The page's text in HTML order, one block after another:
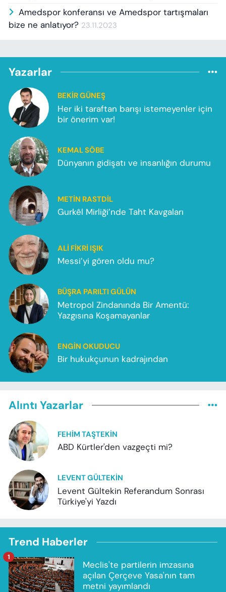
Amedspor konferansı ve Amedspor tartışmaları
bize ne anlatıyor? 23.11.2023
Yazarlar
BEKIR GÜNEŞ
Her iki taraftan barışı istemeyenler için
bir önerim var!
KEMAL SÖBE
Dünyanın gidişatı ve insanlığın durumu
METIN RASTDIL
Gurkêl Mirliği’nde Taht Kavgaları
ALI FIKRI IŞIK
Messi’yi gören oldu mu?
BÜŞRA PARILTI GÜLÜN
Metropol Zindanında Bir Amentü:
Yazgısına Koşamayanlar
ENGIN OKUDUCU
Bir hukukçunun kadrajından
Alıntı Yazarlar
FEHIM TAŞTEKIN
ABD Kürtler'den vazgeçti mi?
LEVENT GÜLTEKIN
Levent Gültekin Referandum Sonrası
Türkiye'yi Yazdı
Trend Haberler
Meclis'te partilerin imzasına
açılan Çerçeve Yasa'nın tam
metni yayımlandı
1